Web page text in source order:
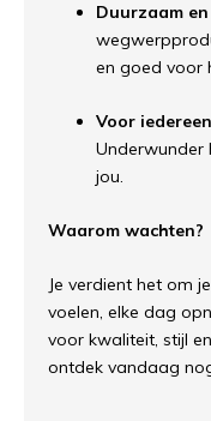
Duurzaam
en goed voor
Voor
jou.
Waarom wachten?
Je verdient het om
voelen, elke dag
voor kwaliteit, stijl
ontdek vandaag